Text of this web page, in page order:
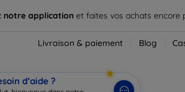
notre application et faites vos achats encore
Livraison & paiement Blog
d’aide ?